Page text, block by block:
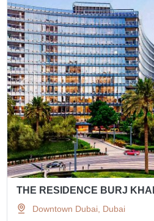
THE RESIDENCE BURJ
Downtown Dubai, Dubai